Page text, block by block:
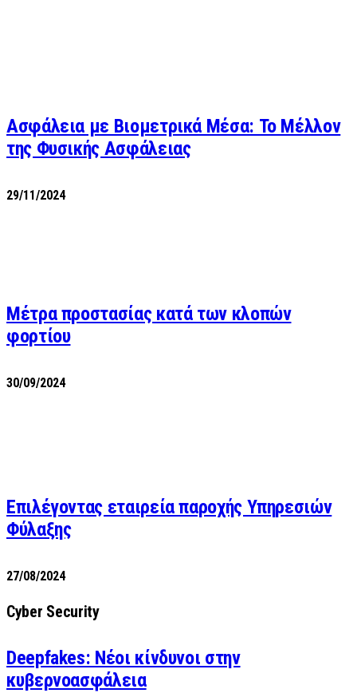
Ασφάλεια με Βιομετρικά Μέσα: Το Μέλλον
της Φυσικής Ασφάλειας
29/11/2024
Μέτρα προστασίας κατά των κλοπών
φορτίου
30/09/2024
Επιλέγοντας εταιρεία παροχής Υπηρεσιών
Φύλαξης
27/08/2024
Cyber Security
Deepfakes: Νέοι κίνδυνοι στην
κυβερνοασφάλεια